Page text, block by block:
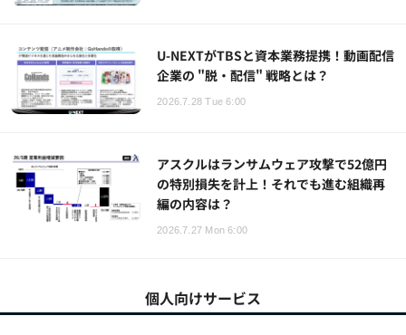
U-NEXTがTBSと資本業務提携！動画配信
企業の "脱・配信" 戦略とは？
2026.7.28 Tue 6:00
アスクルはランサムウェア攻撃で52億円
の特別損失を計上！それでも進む組織再
編の内容は？
2026.7.27 Mon 6:00
個人向けサービス